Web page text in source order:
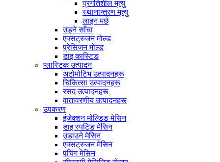
प्रगतिशील मृत्यु
स्थानान्तरण मृत्यु
लाइन मर्छ
उड्ने साँचा
एक्सट्रुजन मोल्ड
प्रेसिजन मोल्ड
डाइ कास्टिङ
प्लास्टिक उत्पादन
अटोमोटिभ उत्पादनहरू
चिकित्सा उत्पादनहरू
रसद उत्पादनहरू
वातावरणीय उत्पादनहरू
उपकरण
इंजेक्शन मोल्डिङ मेसिन
डाइ स्पटिङ मेसिन
उडाउने मेसिन
एक्सट्रुजन मेसिन
पंचिंग मेसिन